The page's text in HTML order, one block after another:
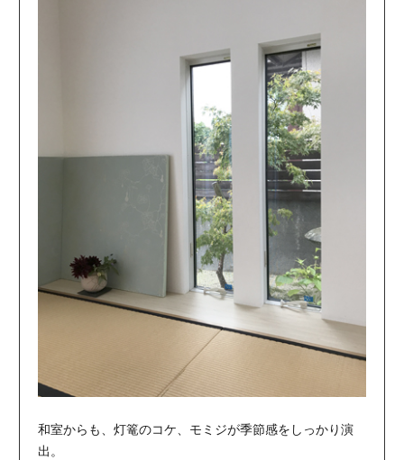
和室からも、灯篭のコケ、モミジが季節感をしっかり演
出。